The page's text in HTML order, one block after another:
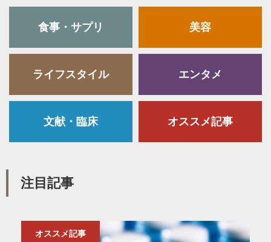
食事・サプリ 美容
ライフスタイル エンタメ
文献・臨床 オススメ記事
注目記事
オススメ記事